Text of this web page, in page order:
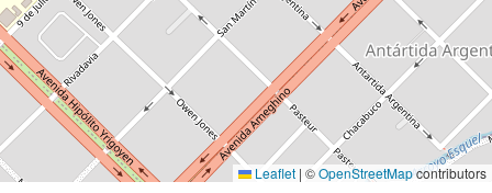
Leaflet | ©OpenStreetMapcontributors